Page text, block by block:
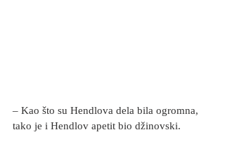
– Kao što su Hendlova dela bila ogromna,
tako je i Hendlov apetit bio džinovski.